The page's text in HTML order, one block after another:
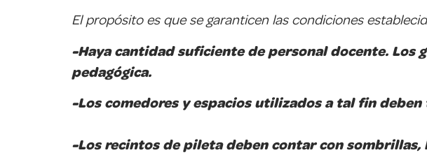
El propósito es que se garanticen las condiciones
-Haya cantidad suficiente de personal docente. Los
pedagógica.
-Los comedores y espacios utilizados a tal fin
-Los recintos de pileta deben contar con